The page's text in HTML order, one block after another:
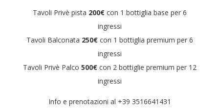
Tavoli Privè pista 200€con 1 bottiglia base per 6
ingressi
Tavoli Balconata 250€con 1 bottiglia premium per 6
ingressi
Tavoli Privè Palco 500€con 2 bottiglie premium per 12
ingressi
Info e prenotazioni al +39 3516641431